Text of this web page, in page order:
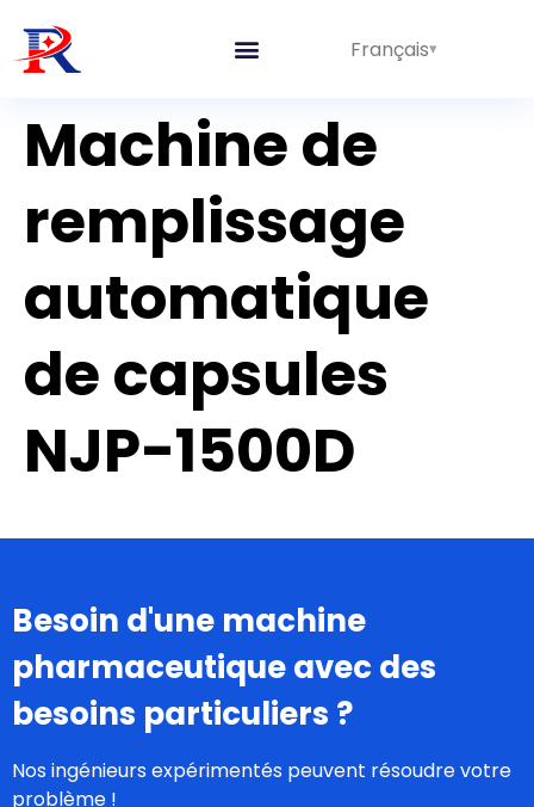
Français
Machine de
remplissage
automatique
de capsules
NJP-1500D
Besoin d'une machine
pharmaceutique avec des
besoins particuliers ?
Nos ingénieurs expérimentés peuvent résoudre votre
problème !